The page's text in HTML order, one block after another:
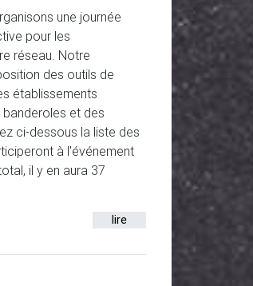
une journée
pour les
réseau. Notre
des outils de
établissements
et des
ci-dessous la liste des
à l'événement
il y en aura 37
lire